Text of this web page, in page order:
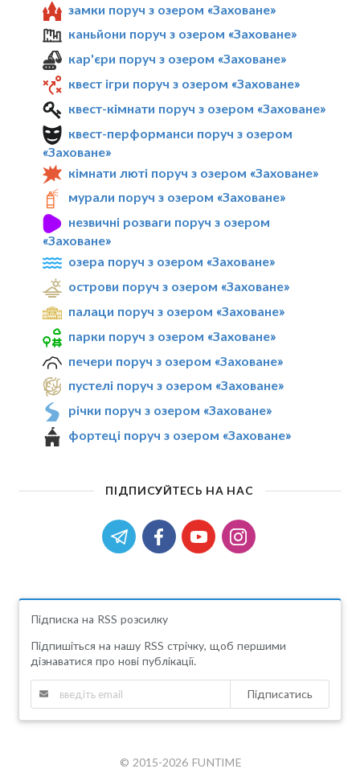
замки поруч з озером «Заховане»
каньйони поруч з озером «Заховане»
кар'єри поруч з озером «Заховане»
квест ігри поруч з озером «Заховане»
квест-кімнати поруч з озером «Заховане»
квест-перформанси поруч з озером
«Заховане»
кімнати люті поруч з озером «Заховане»
мурали поруч з озером «Заховане»
незвичні розваги поруч з озером
«Заховане»
озера поруч з озером «Заховане»
острови поруч з озером «Заховане»
палаци поруч з озером «Заховане»
парки поруч з озером «Заховане»
печери поруч з озером «Заховане»
пустелі поруч з озером «Заховане»
річки поруч з озером «Заховане»
фортеці поруч з озером «Заховане»
ПІДПИСУЙТЕСЬ НА НАС
Підписка на RSS розсилку
Підпишіться на нашу RSS стрічку, щоб першими
дізнаватися про нові публікації.
Підписатись
© 2015-2026 FUNTIME